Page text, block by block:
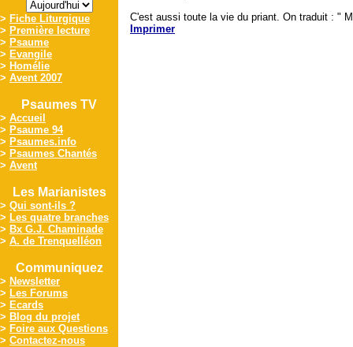
> Fiche Liturgique
> Première lecture
> Psaume
> Evangile
> Homélie
> Avent 2007
Psaumes TV
> Accueil
> Psaume 94
> Psaumes.info
> Psaumes Chantés
> Avent
Les Marianistes
> Qui sont-ils ?
> Les quatre branches
> Bx G.J. Chaminade
> A. de Trenquelléon
Communiquez
> Newsletter
> Les Forums
> Ecards
> Blog du projet
> Foire aux Questions
> Contactez-nous
C'est aussi toute la vie du priant. On traduit : "
Imprimer